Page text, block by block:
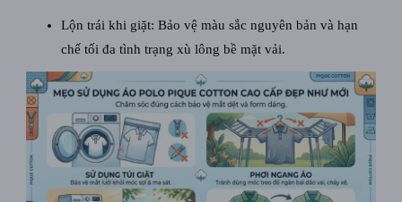
Lộn trái khi giặt: Bảo vệ màu sắc nguyên bản và hạn
chế tối đa tình trạng xù lông bề mặt vải.